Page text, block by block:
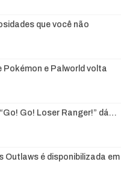
que você não
Pokémon e Palworld volta
Go! Loser Ranger!” dá…
Outlaws é disponibilizada em